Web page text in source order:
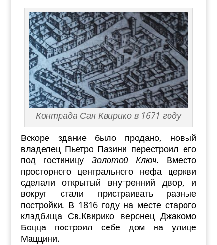
Контрада Сан Квирико в 1671 году
Вскоре здание было продано, новый
владелец Пьетро Пазини перестроил его
под гостиницу Золотой Ключ. Вместо
просторного центрального нефа церкви
сделали открытый внутренний двор, и
вокруг стали пристраивать разные
постройки. В 1816 году на месте старого
кладбища Св.Квирико веронец Джакомо
Боцца построил себе дом на улице
Маццини.